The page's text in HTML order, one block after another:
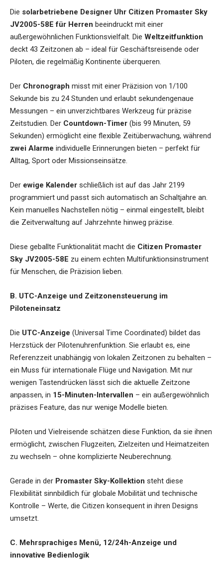
Die solarbetriebene Designer Uhr Citizen Promaster Sky
JV2005-58E für Herren beeindruckt mit einer
außergewöhnlichen Funktionsvielfalt. Die Weltzeitfunktion
deckt 43 Zeitzonen ab – ideal für Geschäftsreisende oder
Piloten, die regelmäßig Kontinente überqueren.
Der Chronograph misst mit einer Präzision von 1/100
Sekunde bis zu 24 Stunden und erlaubt sekundengenaue
Messungen – ein unverzichtbares Werkzeug für präzise
Zeitstudien. Der Countdown-Timer (bis 99 Minuten, 59
Sekunden) ermöglicht eine flexible Zeitüberwachung, während
zwei Alarme individuelle Erinnerungen bieten – perfekt für
Alltag, Sport oder Missionseinsätze.
Der ewige Kalender schließlich ist auf das Jahr 2199
programmiert und passt sich automatisch an Schaltjahre an.
Kein manuelles Nachstellen nötig – einmal eingestellt, bleibt
die Zeitverwaltung auf Jahrzehnte hinweg präzise.
Diese geballte Funktionalität macht die Citizen Promaster
Sky JV2005-58E zu einem echten Multifunktionsinstrument
für Menschen, die Präzision lieben.
B. UTC-Anzeige und Zeitzonensteuerung im
Piloteneinsatz
Die UTC-Anzeige (Universal Time Coordinated) bildet das
Herzstück der Pilotenuhrenfunktion. Sie erlaubt es, eine
Referenzzeit unabhängig von lokalen Zeitzonen zu behalten –
ein Muss für internationale Flüge und Navigation. Mit nur
wenigen Tastendrücken lässt sich die aktuelle Zeitzone
anpassen, in 15-Minuten-Intervallen – ein außergewöhnlich
präzises Feature, das nur wenige Modelle bieten.
Piloten und Vielreisende schätzen diese Funktion, da sie ihnen
ermöglicht, zwischen Flugzeiten, Zielzeiten und Heimatzeiten
zu wechseln – ohne komplizierte Neuberechnung.
Gerade in der Promaster Sky-Kollektion steht diese
Flexibilität sinnbildlich für globale Mobilität und technische
Kontrolle – Werte, die Citizen konsequent in ihren Designs
umsetzt.
C. Mehrsprachiges Menü, 12/24h-Anzeige und
innovative Bedienlogik